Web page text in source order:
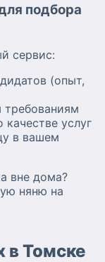
подбора
сервис:
(опыт,
услуг
в вашем
вне дома?
няню на
в Томске